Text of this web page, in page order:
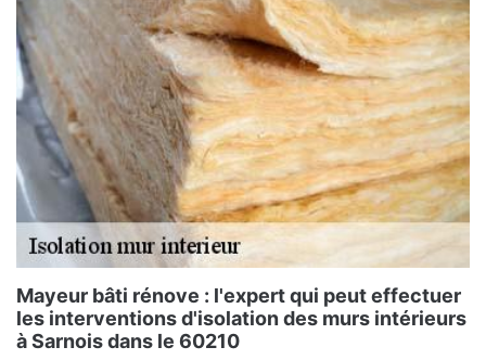
Mayeur bâti rénove : l'expert qui peut effectuer
les interventions d'isolation des murs intérieurs
à Sarnois dans le 60210